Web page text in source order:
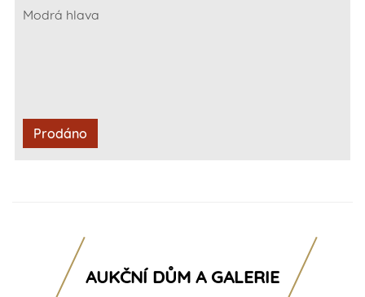
Modrá hlava
Prodáno
AUKČNÍ DŮM A GALERIE